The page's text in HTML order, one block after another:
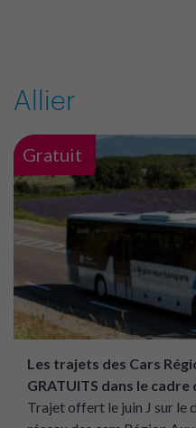
En savoir plus
Allier
Gratuit